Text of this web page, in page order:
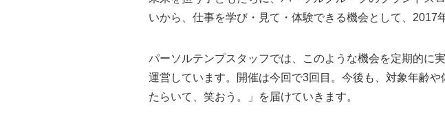
いから、仕事を学び・見て・体験できる機会として、2017
パーソルテンプスタッフでは、このような機会を定期的に
運営しています。開催は今回で3回目。今後も、対象年齢
たらいて、笑おう。」を届けていきます。